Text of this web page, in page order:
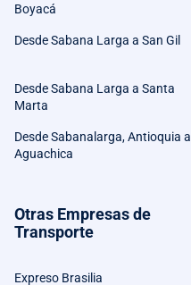
Boyacá
Desde Sabana Larga a San Gil
Desde Sabana Larga a Santa
Marta
Desde Sabanalarga, Antioquia a
Aguachica
Otras Empresas de
Transporte
Expreso Brasilia